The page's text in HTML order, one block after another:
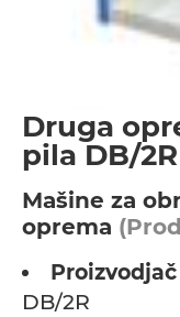
Druga
pila DB/2R
Мašine za
oprema
DB/2R